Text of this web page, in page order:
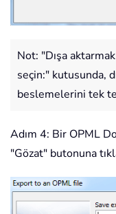
Not: "Dışa
seçin:" kutusunda,
beslemelerini tek
Adım 4: Bir OPML
"Gözat" butonuna